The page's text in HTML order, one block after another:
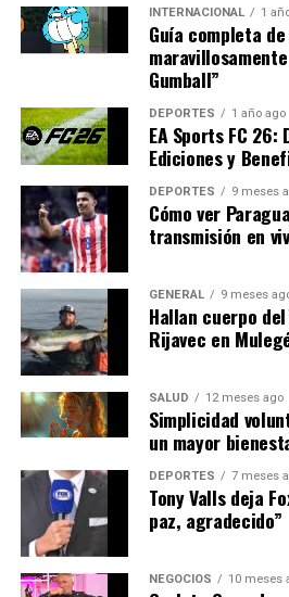
Retos y
A pesar de los avances, la
medicina plantea desafíos
preocupaciones sobre la
ética del uso de algoritmos en
críticas son temas de debate
enfatizan la necesidad de
garantizar que estas tecnologías
responsable.
“Es crucial que
establezcamos un
ético sólido para
la IA en
el profesor Luis
experto en ética
“Debemos
que la
INTERNACIONAL 1
Guía completa
Gumball”
DEPORTES 1 año ago
EA Sports FC
Ediciones y
DEPORTES 9 meses
Cómo ver
transmisión en
GENERAL 9 meses
Hallan cuerpo
Rijavec en
SALUD 12 meses ago
Simplicidad
un mayor
DEPORTES 7 meses
Tony Valls deja
paz, agradecido”
NEGOCIOS 10 meses